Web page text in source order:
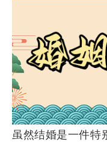
虽然结婚是一件特